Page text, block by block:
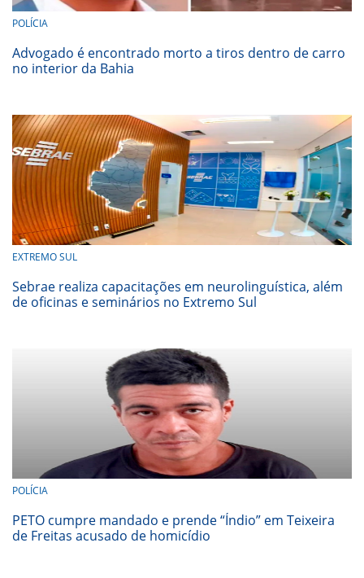
POLÍCIA
Advogado é encontrado morto a tiros dentro de carro
no interior da Bahia
EXTREMO SUL
Sebrae realiza capacitações em neurolinguística, além
de oficinas e seminários no Extremo Sul
POLÍCIA
PETO cumpre mandado e prende “Índio” em Teixeira
de Freitas acusado de homicídio